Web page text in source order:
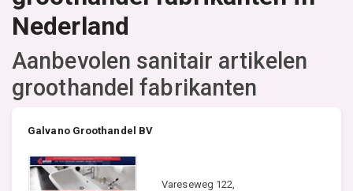
Nederland
Aanbevolen sanitair artikelen
groothandel fabrikanten
Galvano Groothandel BV
Vareseweg 122,